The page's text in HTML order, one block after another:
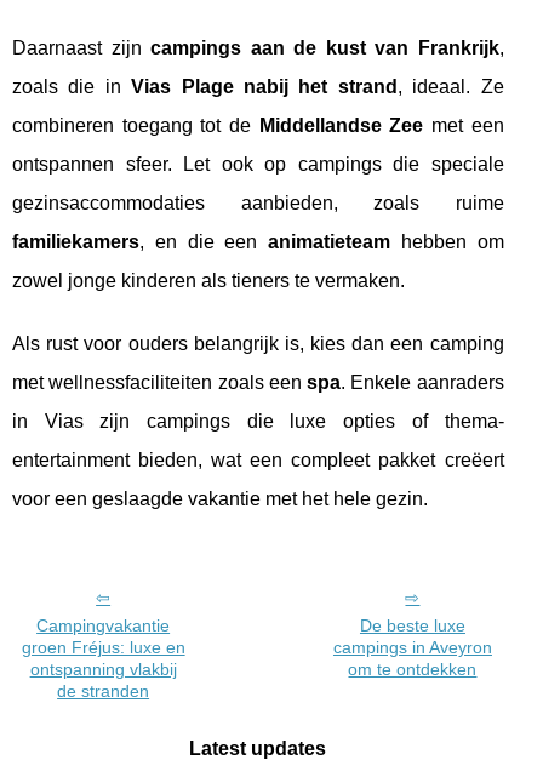
Daarnaast zijncampings aan de kust van Frankrijk,
zoals die inVias Plage nabij het strand , ideaal. Ze
combineren toegang tot de Middellandse Zee met een
ontspannen sfeer. Let ook op campings die speciale
gezinsaccommodaties aanbieden, zoals ruime
familiekamers, en die eenanimatieteam hebben om
zowel jonge kinderen als tieners te vermaken.
Als rust voor ouders belangrijk is, kies dan een camping
met wellnessfaciliteiten zoals eenspa. Enkele aanraders
in Vias zijn campings die luxe opties of thema-
entertainment bieden, wat een compleet pakket creëert
voor een geslaagde vakantie met het hele gezin.
Campingvakantie
groen Fréjus: luxe en
ontspanning vlakbij
de stranden
De beste luxe
campings in Aveyron
om te ontdekken
Latest updates